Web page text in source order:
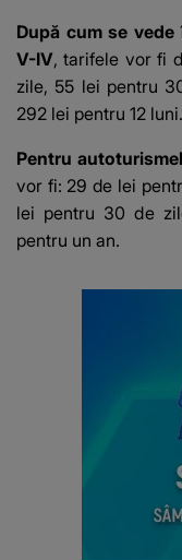
După cum se
V-IV, tarifele vor fi
zile, 55 lei pentru
292 lei pentru 12 luni.
Pentru
vor fi: 29 de lei
lei pentru 30 de
pentru un an.